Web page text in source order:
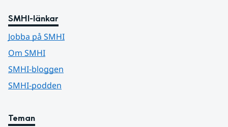
SMHI-länkar
Jobba på SMHI
Om SMHI
SMHI-bloggen
SMHI-podden
Teman